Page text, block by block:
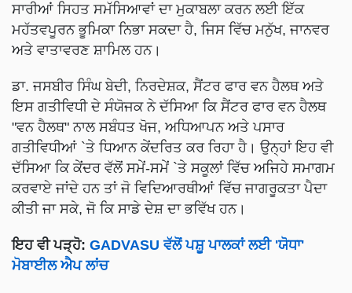
ਸਾਰੀਆਂ ਸਿਹਤ ਸਮੱਸਿਆਵਾਂ ਦਾ ਮੁਕਾਬਲਾ ਕਰਨ ਲਈ ਇੱਕ
ਮਹੱਤਵਪੂਰਨ ਭੂਮਿਕਾ ਨਿਭਾ ਸਕਦਾ ਹੈ, ਜਿਸ ਵਿੱਚ ਮਨੁੱਖ, ਜਾਨਵਰ
ਅਤੇ ਵਾਤਾਵਰਣ ਸ਼ਾਮਿਲ ਹਨ।
ਡਾ. ਜਸਬੀਰ ਸਿੰਘ ਬੇਦੀ, ਨਿਰਦੇਸ਼ਕ, ਸੈਂਟਰ ਫਾਰ ਵਨ ਹੈਲਥ ਅਤੇ
ਇਸ ਗਤੀਵਿਧੀ ਦੇ ਸੰਯੋਜਕ ਨੇ ਦੱਸਿਆ ਕਿ ਸੈਂਟਰ ਫਾਰ ਵਨ ਹੈਲਥ
"ਵਨ ਹੈਲਥ" ਨਾਲ ਸਬੰਧਤ ਖੋਜ, ਅਧਿਆਪਨ ਅਤੇ ਪਸਾਰ
ਗਤੀਵਿਧੀਆਂ `ਤੇ ਧਿਆਨ ਕੇਂਦਰਿਤ ਕਰ ਰਿਹਾ ਹੈ। ਉਨ੍ਹਾਂ ਇਹ ਵੀ
ਦੱਸਿਆ ਕਿ ਕੇਂਦਰ ਵੱਲੋਂ ਸਮੇਂ-ਸਮੇਂ `ਤੇ ਸਕੂਲਾਂ ਵਿੱਚ ਅਜਿਹੇ ਸਮਾਗਮ
ਕਰਵਾਏ ਜਾਂਦੇ ਹਨ ਤਾਂ ਜੋ ਵਿਦਿਆਰਥੀਆਂ ਵਿੱਚ ਜਾਗਰੂਕਤਾ ਪੈਦਾ
ਕੀਤੀ ਜਾ ਸਕੇ, ਜੋ ਕਿ ਸਾਡੇ ਦੇਸ਼ ਦਾ ਭਵਿੱਖ ਹਨ।
ਇਹ ਵੀ ਪੜ੍ਹੋ: GADVASU ਵੱਲੋਂ ਪਸ਼ੂ ਪਾਲਕਾਂ ਲਈ 'ਯੋਧਾ'
ਮੋਬਾਈਲ ਐਪ ਲਾਂਚ